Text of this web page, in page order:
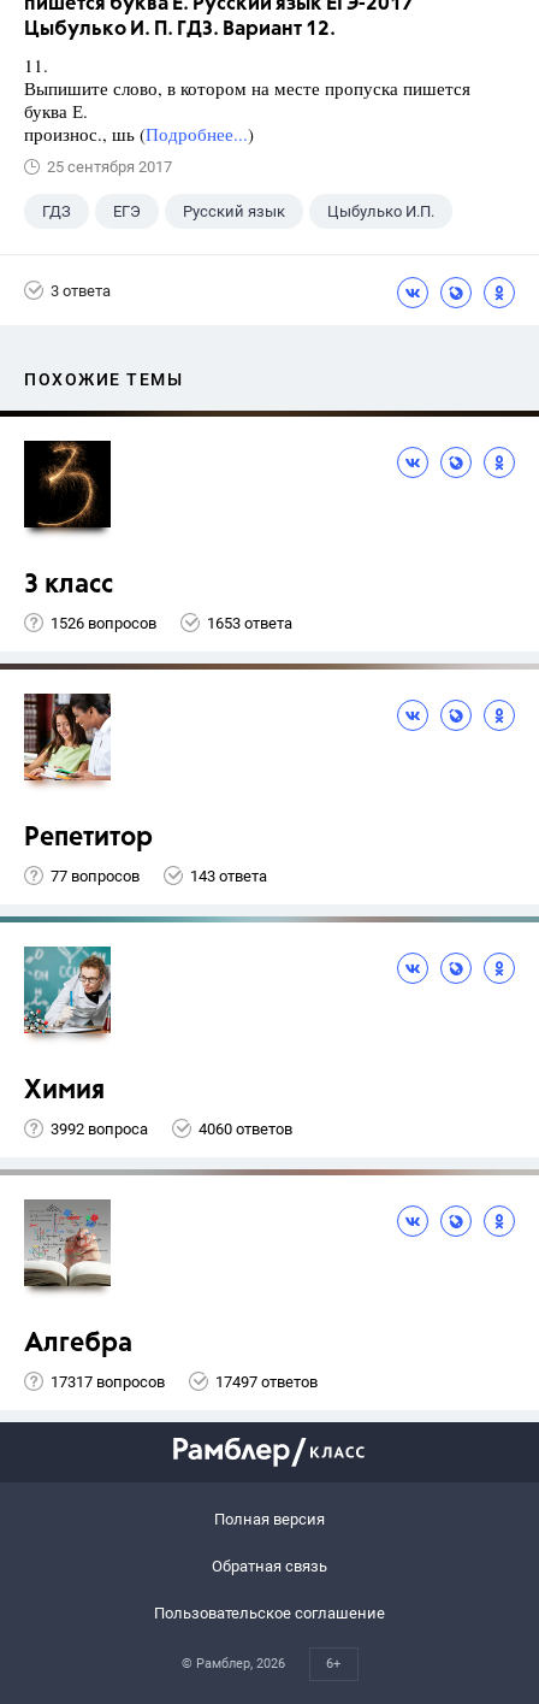
пишется буква Е. Русский язык ЕГЭ-2017
Цыбулько И. П. ГДЗ. Вариант 12.
11.
Выпишите слово, в котором на месте пропуска пишется
буква Е.
произнос., шь (Подробнее...)
25 сентября 2017
ГДЗ ЕГЭ Русский язык Цыбулько И.П.
3 ответа
ПОХОЖИЕ ТЕМЫ
3 класс
1526 вопросов 1653 ответа
Репетитор
77 вопросов 143 ответа
Химия
3992 вопроса 4060 ответов
Алгебра
17317 вопросов 17497 ответов
Полная версия
Обратная связь
Пользовательское соглашение
© Рамблер, 2026 6+